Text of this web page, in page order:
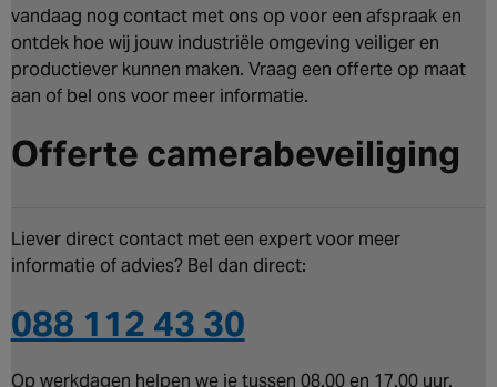
vandaag nog contact met ons op voor een afspraak en
ontdek hoe wij jouw industriële omgeving veiliger en
productiever kunnen maken. Vraag een offerte op maat
aan of bel ons voor meer informatie.
Offerte camerabeveiliging
Liever direct contact met een expert voor meer
informatie of advies? Bel dan direct:
088 112 43 30
Op werkdagen helpen we je tussen 08.00 en 17.00 uur.